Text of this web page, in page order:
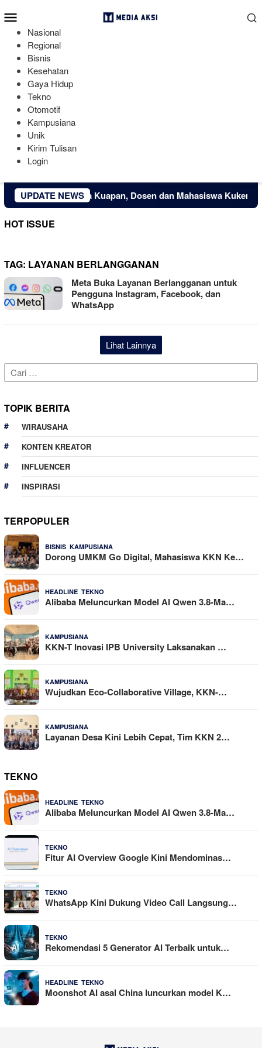
ke
kontenMobile
Nasional
Regional
Bisnis
Kesehatan
Gaya Hidup
Tekno
Otomotif
Kampusiana
Unik
Kirim Tulisan
Login
UPDATE NEWS
Kreatif Desa Kuapan, Dosen dan Mahasiswa Kukerta
HOT ISSUE
TAG: LAYANAN BERLANGGANAN
Meta Buka Layanan Berlangganan untuk
Pengguna Instagram, Facebook, dan
WhatsApp
Lihat Lainnya
Cari
untuk:
TOPIK BERITA
WIRAUSAHA
KONTEN KREATOR
INFLUENCER
INSPIRASI
TERPOPULER
BISNIS KAMPUSIANA
Dorong UMKM Go Digital, Mahasiswa KKN Ke…
HEADLINE TEKNO
Alibaba Meluncurkan Model AI Qwen 3.8-Ma…
KAMPUSIANA
KKN-T Inovasi IPB University Laksanakan …
KAMPUSIANA
Wujudkan Eco-Collaborative Village, KKN-…
KAMPUSIANA
Layanan Desa Kini Lebih Cepat, Tim KKN 2…
TEKNO
HEADLINE TEKNO
Alibaba Meluncurkan Model AI Qwen 3.8-Ma…
TEKNO
Fitur AI Overview Google Kini Mendominas…
TEKNO
WhatsApp Kini Dukung Video Call Langsung…
TEKNO
Rekomendasi 5 Generator AI Terbaik untuk…
HEADLINE TEKNO
Moonshot AI asal China luncurkan model K…